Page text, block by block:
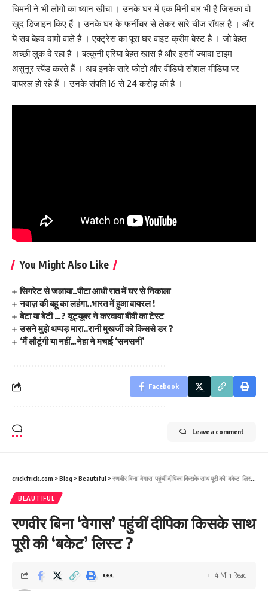
चिमनी ने भी लोगों का ध्यान खींचा । उनके घर में एक मिनी बार भी है जिसका वो
खुद डिजाइन किए हैं । उनके घर के फर्नीचर से लेकर सारे चीज रॉयल है । और
ये सब बेहद दामों वाले हैं । एक्ट्रेस का पूरा घर वाइट क्रीम बेस्ट है । जो बेहत
अच्छी लुक दे रहा है । बल्कुनी एरिया बेहत खास हैं और इसमें ज्यादा टाइम
असुनुर स्पेंड करते हैं । अब इनके सारे फोटो और वीडियो सोशल मीडिया पर
वायरल हो रहे हैं । उनके संपति 16 से 24 करोड़ की है ।
You Might Also Like
सिगरेट से जलाया..पीटा आधी रात में घर से निकाला
नवाज़ की बहू का लहंगा..भारत में हुआ वायरल !
बेटा या बेटी …? यूट्यूबर ने करवाया बीवी का टेस्ट
उसने मुझे थप्पड़ मारा..रानी मुखर्जी को किससे डर ?
‘मैं लौटूंगी या नहीं…नेहा ने मचाई ‘सनसनी’
Facebook
Leave a comment
crickfrick.com >Blog >Beautiful >रणवीर बिना ‘वेगास’ पहुंचीं दीपिका किसके साथ पूरी की ‘बकेट’ लिस्ट ?
BEAUTIFUL
रणवीर बिना ‘वेगास’ पहुंचीं दीपिका किसके साथ
पूरी की ‘बकेट’ लिस्ट ?
4 Min Read